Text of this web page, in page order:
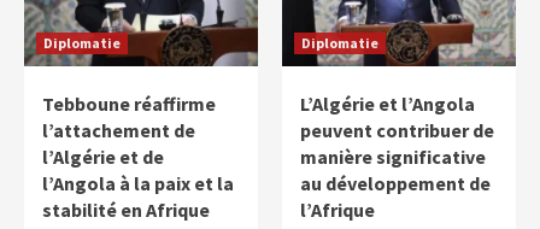
Diplomatie
Tebboune réaffirme
l’attachement de
l’Algérie et de
l’Angola à la paix et la
stabilité en Afrique
Diplomatie
L’Algérie et l’Angola
peuvent contribuer de
manière significative
au développement de
l’Afrique